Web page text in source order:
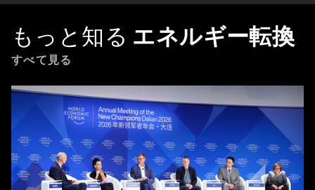
もっと知る エネルギー転換
すべて見る